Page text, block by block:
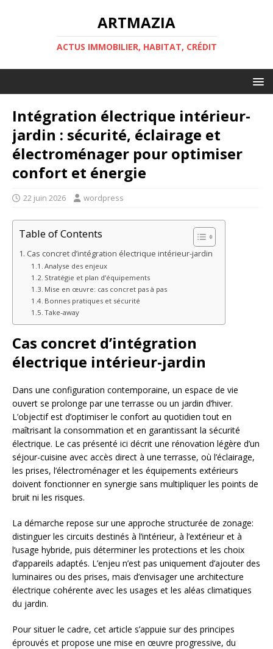
ARTMAZIA
ACTUS IMMOBILIER, HABITAT, CRÉDIT
Intégration électrique intérieur-
jardin : sécurité, éclairage et
électroménager pour optimiser
confort et énergie
22 juin 2026 wordpress
Table of Contents
Cas concret d’intégration électrique intérieur-jardin
Analyse des enjeux
Stratégie et plan d’équipements
Mise en œuvre: cas concret pas à pas
Bonnes pratiques et sécurité
Take-away
Cas concret d’intégration
électrique intérieur-jardin
Dans une configuration contemporaine, un espace de vie
ouvert se prolonge par une terrasse ou un jardin d’hiver.
L’objectif est d’optimiser le confort au quotidien tout en
maîtrisant la consommation et en garantissant la sécurité
électrique. Le cas présenté ici décrit une rénovation légère d’un
séjour-cuisine avec accès direct à une terrasse, où l’éclairage,
les prises, l’électroménager et les équipements extérieurs
doivent fonctionner en synergie sans multipliquer les points de
bruit ni les risques.
La démarche repose sur une approche structurée de zonage:
distinguer les circuits destinés à l’intérieur, à l’extérieur et à
l’usage hybride, puis déterminer les protections et les choix
d’appareils adaptés. L’enjeu n’est pas uniquement d’ajouter des
luminaires ou des prises, mais d’envisager une architecture
électrique cohérente avec les usages et les aléas climatiques
du jardin.
Pour situer le cadre, cet article s’appuie sur des principes
éprouvés et propose une mise en œuvre progressive, du